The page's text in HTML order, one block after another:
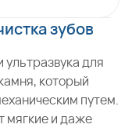
зубов
для
который
путем.
мягкие и даже